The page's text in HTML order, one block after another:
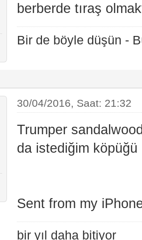
berberde tıraş
Bir de böyle düşün -
30/04/2016, Saat: 21:32
Trumper
da istediğim köpüğü
Sent from my
bir yıl daha bitiyor